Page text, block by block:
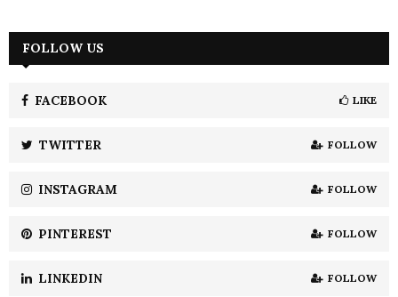
h
H
FOLLOW US
FACEBOOK LIKE
TWITTER FOLLOW
INSTAGRAM FOLLOW
PINTEREST FOLLOW
LINKEDIN FOLLOW